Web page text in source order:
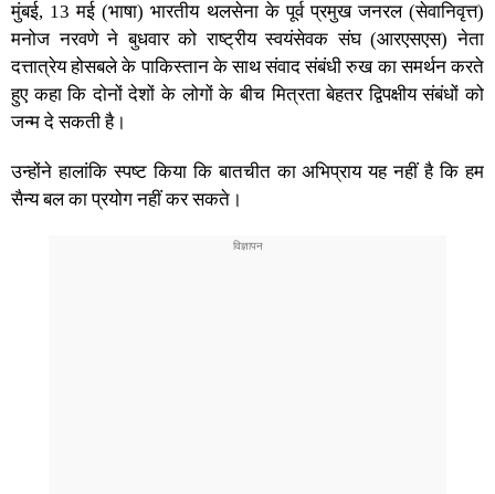
मुंबई, 13 मई (भाषा) भारतीय थलसेना के पूर्व प्रमुख जनरल (सेवानिवृत्त)
मनोज नरवणे ने बुधवार को राष्ट्रीय स्वयंसेवक संघ (आरएसएस) नेता
दत्तात्रेय होसबले के पाकिस्तान के साथ संवाद संबंधी रुख का समर्थन करते
हुए कहा कि दोनों देशों के लोगों के बीच मित्रता बेहतर द्विपक्षीय संबंधों को
जन्म दे सकती है।
उन्होंने हालांकि स्पष्ट किया कि बातचीत का अभिप्राय यह नहीं है कि हम
सैन्य बल का प्रयोग नहीं कर सकते।